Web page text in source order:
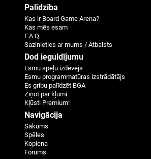
Palīdzība
Kas ir Board Game Arena?
Kas mēs esam
F.A.Q.
Sazinieties ar mums / Atbalsts
Dod ieguldījumu
Esmu spēļu izdevējs
Esmu programmatūras izstrādātājs
Es gribu palīdzēt BGA
Ziņot par kļūmi
Kļūsti Premium!
Navigācija
Sākums
Spēles
Kopiena
Forums